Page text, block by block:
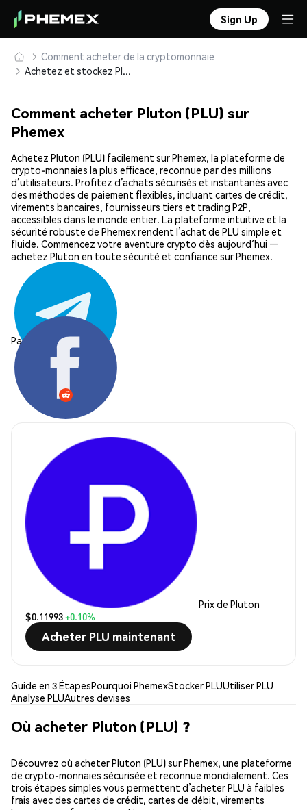
Sign Up
Comment acheter de la cryptomonnaie
Achetez et stockez Pluton (PLU) en toute sécurité
Comment acheter Pluton (PLU) sur
Phemex
Achetez Pluton (PLU) facilement sur Phemex, la plateforme de
crypto-monnaies la plus efficace, reconnue par des millions
d’utilisateurs. Profitez d’achats sécurisés et instantanés avec
des méthodes de paiement flexibles, incluant cartes de crédit,
virements bancaires, fournisseurs tiers et trading P2P,
accessibles dans le monde entier. La plateforme intuitive et la
sécurité robuste de Phemex rendent l’achat de PLU simple et
fluide. Commencez votre aventure crypto dès aujourd’hui —
achetez Pluton en toute sécurité et confiance sur Phemex.
Partager:
Prix de Pluton
$0.11993+0.10%
Acheter PLU maintenant
Guide en 3 ÉtapesPourquoi PhemexStocker PLUUtiliser PLU
Analyse PLUAutres devises
Où acheter Pluton (PLU) ?
Découvrez où acheter Pluton (PLU) sur Phemex, une plateforme
de crypto-monnaies sécurisée et reconnue mondialement. Ces
trois étapes simples vous permettent d’acheter PLU à faibles
frais avec des cartes de crédit, cartes de débit, virements